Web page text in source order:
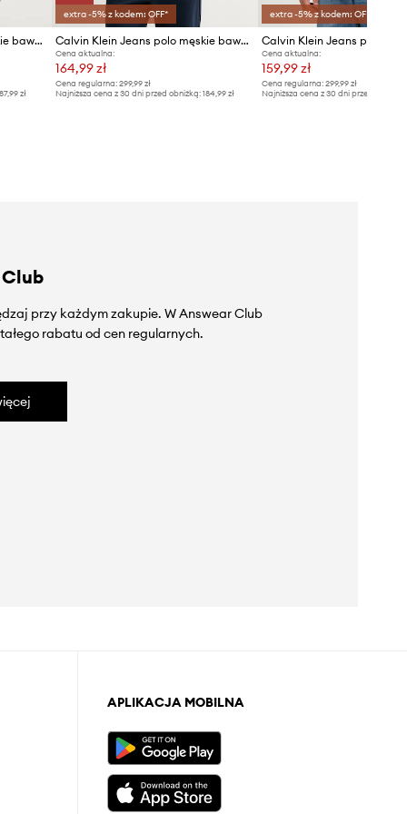
Calvin Klein Jeans polo męskie bawełniane
zł
extra -5% z kodem: OFF*
Calvin Klein Jeans polo męskie bawełniane
Cena aktualna:
164,99 zł
Cena regularna:299,99 zł
Najniższa cena z 30 dni przed obniżką:184,99 zł
extra -5% z kodem: OFF*
Calvin Klein Jeans polo
Cena aktualna:
159,99 zł
Cena regularna: 299,99 zł
Najniższa cena z 30 dni przed obniżką:
przy każdym zakupie. W Answear Club
rabatu od cen regularnych.
APLIKACJA MOBILNA